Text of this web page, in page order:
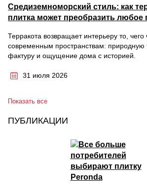
Средиземноморский стиль: как
плитка может преобразить любое
Терракота возвращает интерьеру то, чего
современным пространствам: природную
фактуру и ощущение дома с историей.
31 июля 2026
Показать все
ПУБЛИКАЦИИ